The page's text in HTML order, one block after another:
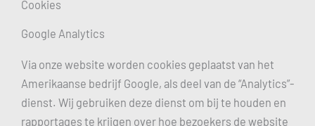
Cookies
Google Analytics
Via onze website worden cookies geplaatst van het
Amerikaanse bedrijf Google, als deel van de “Analytics”-
dienst. Wij gebruiken deze dienst om bij te houden en
rapportages te krijgen over hoe bezoekers de website